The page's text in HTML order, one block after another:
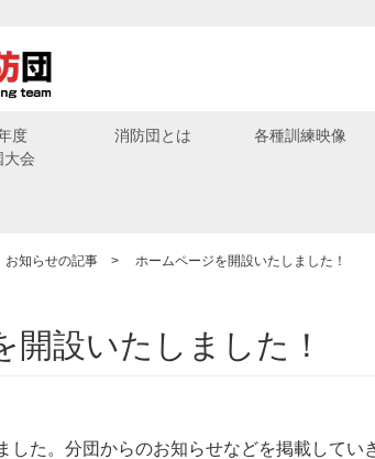
年度
大会
消防団とは 各種訓練映像
お知らせの記事 > ホームページを開設いたしました！
開設いたしました！
した。分団からのお知らせなどを掲載してい